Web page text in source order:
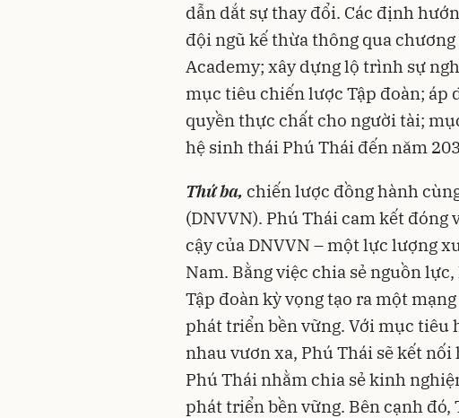
dẫn dắt sự thay đổi. Các định
đội ngũ kế thừa thông qua
Academy; xây dựng lộ trình sự
mục tiêu chiến lược Tập đoàn; áp
quyền thực chất cho người tài;
hệ sinh thái Phú Thái đến năm
Thứ ba, chiến lược đồng hành
(DNVVN). Phú Thái cam kết
cậy của DNVVN – một lực lượng
Nam. Bằng việc chia sẻ nguồn
Tập đoàn kỳ vọng tạo ra một
phát triển bền vững. Với mục tiêu
nhau vươn xa, Phú Thái sẽ kết
Phú Thái nhằm chia sẻ kinh
phát triển bền vững. Bên cạnh